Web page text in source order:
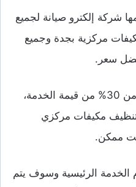
شركة إلكترو صيانة لجميع
مركزية بجدة وجميع
سعر.
نقدم خصومات تصل إلى أكثر من 30% من قيمة الخدمة،
مكيفات مركزي
ممكن.
الخدمة الرئيسية وسوف يتم